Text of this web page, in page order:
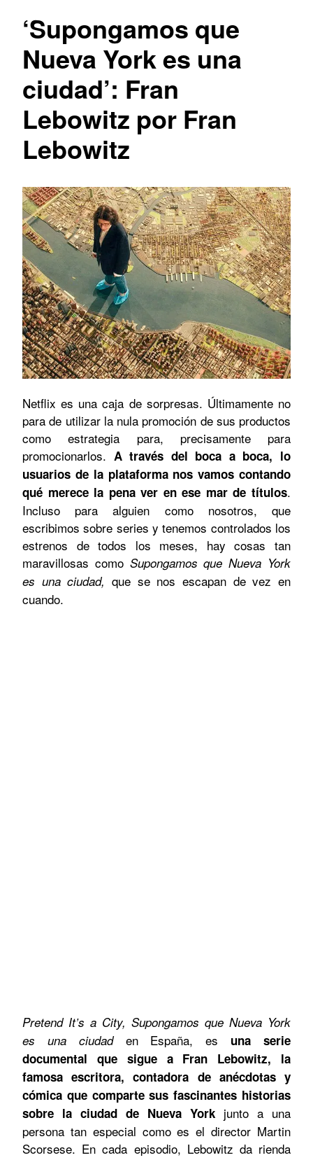
‘Supongamos que
Nueva York es una
ciudad’: Fran
Lebowitz por Fran
Lebowitz
Netflix es una caja de sorpresas. Últimamente no
para de utilizar la nula promoción de sus productos
como estrategia para, precisamente para
promocionarlos. A través del boca a boca, lo
usuarios de la plataforma nos vamos contando
qué merece la pena ver en ese mar de títulos.
Incluso para alguien como nosotros, que
escribimos sobre series y tenemos controlados los
estrenos de todos los meses, hay cosas tan
maravillosas como Supongamos que Nueva York
es una ciudad, que se nos escapan de vez en
cuando.
Pretend It’s a City, Supongamos que Nueva York
es una ciudad en España, es una serie
documental que sigue a Fran Lebowitz, la
famosa escritora, contadora de anécdotas y
cómica que comparte sus fascinantes historias
sobre la ciudad de Nueva York junto a una
persona tan especial como es el director Martin
Scorsese. En cada episodio, Lebowitz da rienda